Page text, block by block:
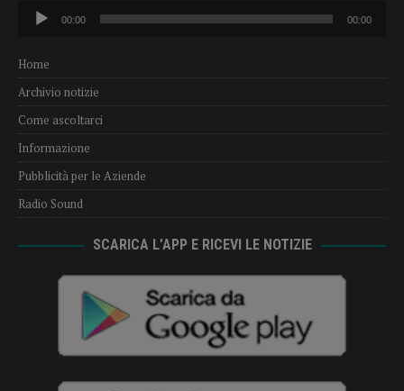
Audio
Player
00:00 00:00
Home
Archivio notizie
Come ascoltarci
Informazione
Pubblicità per le Aziende
Radio Sound
SCARICA L’APP E RICEVI LE NOTIZIE